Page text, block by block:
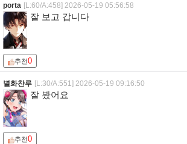
porta [L:60/A:458] 2026-05-19 05:56:58
잘 보고 갑니다
추천0
별화찬루 [L:30/A:551] 2026-05-19 09:16:50
잘 봤어요
추천0